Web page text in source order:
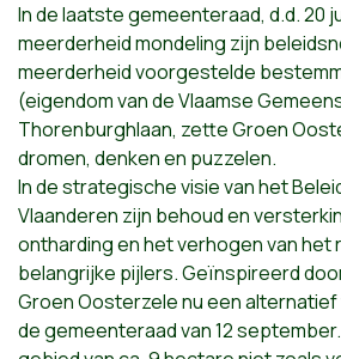
In de laatste gemeenteraad, d.d. 20
meerderheid mondeling zijn
meerderheid voorgestelde
(eigendom van de Vlaamse
Thorenburghlaan, zette Groen
dromen, denken en puzzelen.
In de strategische visie van het
Vlaanderen zijn behoud en
ontharding en het verhogen van het
belangrijke pijlers. Geïnspireerd
Groen Oosterzele nu een
de gemeenteraad van 12